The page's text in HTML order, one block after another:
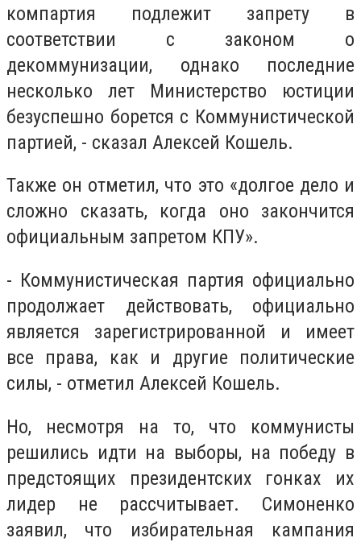
компартия подлежит запрету в
соответствии с законом о
декоммунизации, однако последние
несколько лет Министерство юстиции
безуспешно борется с Коммунистической
партией, - сказал Алексей Кошель.
Также он отметил, что это «долгое дело и
сложно сказать, когда оно закончится
официальным запретом КПУ».
- Коммунистическая партия официально
продолжает действовать, официально
является зарегистрированной и имеет
все права, как и другие политические
силы, - отметил Алексей Кошель.
Но, несмотря на то, что коммунисты
решились идти на выборы, на победу в
предстоящих президентских гонках их
лидер не рассчитывает. Симоненко
заявил, что избирательная кампания